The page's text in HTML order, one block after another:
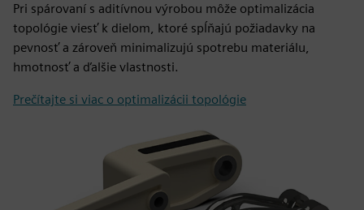
Pri spárovaní s aditívnou výrobou môže optimalizácia
topológie viesť k dielom, ktoré spĺňajú požiadavky na
pevnosť a zároveň minimalizujú spotrebu materiálu,
hmotnosť a ďalšie vlastnosti.
Prečítajte si viac o optimalizácii topológie